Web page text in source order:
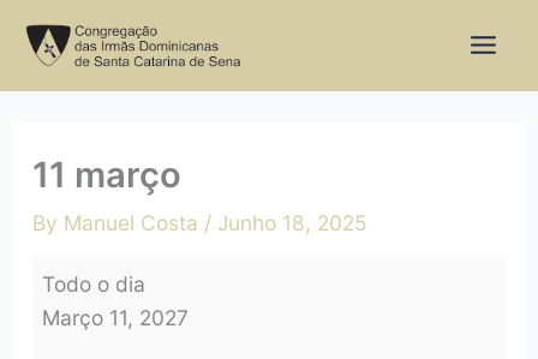
11 março
By Manuel Costa / Junho 18, 2025
março
Todo o dia
Março 11, 2027